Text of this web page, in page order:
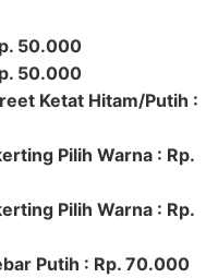
50.000
50.000
Ketat Hitam/Putih :
Pilih Warna : Rp.
Pilih Warna : Rp.
Putih : Rp. 70.000